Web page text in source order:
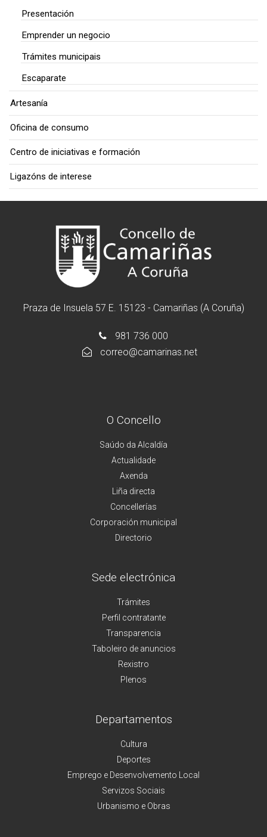
Presentación
Emprender un negocio
Trámites municipais
Escaparate
Artesanía
Oficina de consumo
Centro de iniciativas e formación
Ligazóns de interese
Praza de Insuela 57 E. 15123 - Camariñas (A Coruña)
981 736 000
correo@camarinas.net
O Concello
Saúdo da Alcaldía
Actualidade
Axenda
Liña directa
Concellerías
Corporación municipal
Directorio
Sede electrónica
Trámites
Perfil contratante
Transparencia
Taboleiro de anuncios
Rexistro
Plenos
Departamentos
Cultura
Deportes
Emprego e Desenvolvemento Local
Servizos Sociais
Urbanismo e Obras